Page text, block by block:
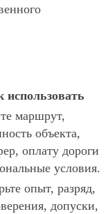
использовать
маршрут,
объекта,
оплату дороги
условия.
опыт, разряд,
допуски,